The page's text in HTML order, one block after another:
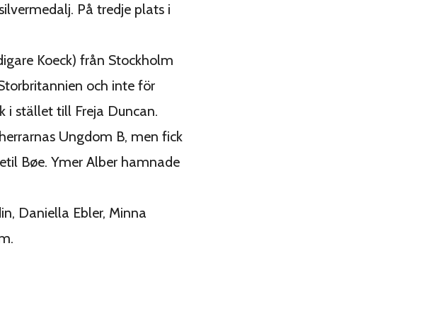
På tredje plats i
Koeck) från Stockholm
och inte för
i stället till Freja Duncan.
Ungdom B, men fick
Bøe. Ymer Alber hamnade
Daniella Ebler, Minna